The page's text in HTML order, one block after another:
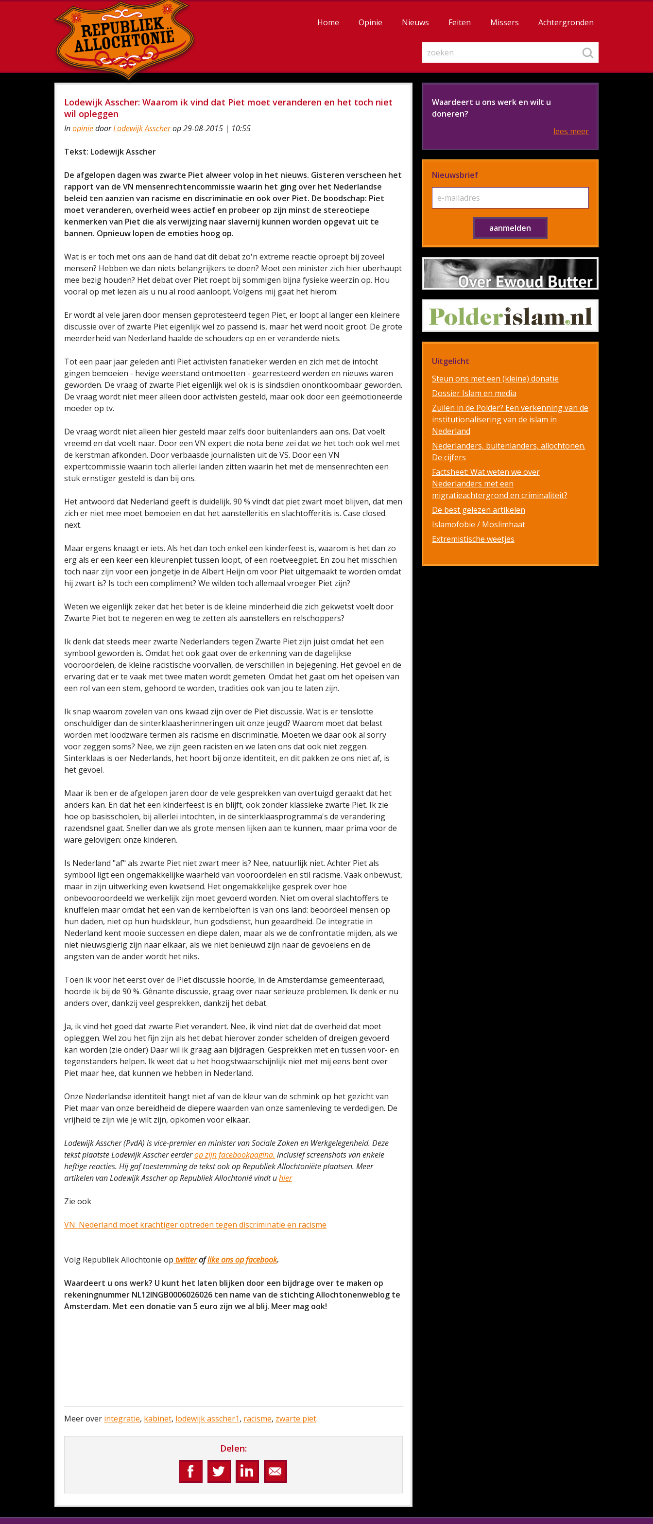
Home Opinie Nieuws Feiten Missers Achtergronden
Lodewijk Asscher: Waarom ik vind dat Piet moet veranderen en het toch niet
wil opleggen
InopiniedoorLodewijk Asscherop 29-08-2015 | 10:55
Tekst: Lodewijk Asscher
De afgelopen dagen was zwarte Piet alweer volop in het nieuws. Gisteren verscheen het
rapport van de VN mensenrechtencommissie waarin het ging over het Nederlandse
beleid ten aanzien van racisme en discriminatie en ook over Piet. De boodschap: Piet
moet veranderen, overheid wees actief en probeer op zijn minst de stereotiepe
kenmerken van Piet die als verwijzing naar slavernij kunnen worden opgevat uit te
bannen. Opnieuw lopen de emoties hoog op.
Wat is er toch met ons aan de hand dat dit debat zo'n extreme reactie oproept bij zoveel
mensen? Hebben we dan niets belangrijkers te doen? Moet een minister zich hier uberhaupt
mee bezig houden? Het debat over Piet roept bij sommigen bijna fysieke weerzin op. Hou
vooral op met lezen als u nu al rood aanloopt. Volgens mij gaat het hierom:
Er wordt al vele jaren door mensen geprotesteerd tegen Piet, er loopt al langer een kleinere
discussie over of zwarte Piet eigenlijk wel zo passend is, maar het werd nooit groot. De grote
meerderheid van Nederland haalde de schouders op en er veranderde niets.
Tot een paar jaar geleden anti Piet activisten fanatieker werden en zich met de intocht
gingen bemoeien - hevige weerstand ontmoetten - gearresteerd werden en nieuws waren
geworden. De vraag of zwarte Piet eigenlijk wel ok is is sindsdien onontkoombaar geworden.
De vraag wordt niet meer alleen door activisten gesteld, maar ook door een geëmotioneerde
moeder op tv.
De vraag wordt niet alleen hier gesteld maar zelfs door buitenlanders aan ons. Dat voelt
vreemd en dat voelt naar. Door een VN expert die nota bene zei dat we het toch ook wel met
de kerstman afkonden. Door verbaasde journalisten uit de VS. Door een VN
expertcommissie waarin toch allerlei landen zitten waarin het met de mensenrechten een
stuk ernstiger gesteld is dan bij ons.
Het antwoord dat Nederland geeft is duidelijk. 90 % vindt dat piet zwart moet blijven, dat men
zich er niet mee moet bemoeien en dat het aanstelleritis en slachtofferitis is. Case closed.
next.
Maar ergens knaagt er iets. Als het dan toch enkel een kinderfeest is, waarom is het dan zo
erg als er een keer een kleurenpiet tussen loopt, of een roetveegpiet. En zou het misschien
toch naar zijn voor een jongetje in de Albert Heijn om voor Piet uitgemaakt te worden omdat
hij zwart is? Is toch een compliment? We wilden toch allemaal vroeger Piet zijn?
Weten we eigenlijk zeker dat het beter is de kleine minderheid die zich gekwetst voelt door
Zwarte Piet bot te negeren en weg te zetten als aanstellers en relschoppers?
Ik denk dat steeds meer zwarte Nederlanders tegen Zwarte Piet zijn juist omdat het een
symbool geworden is. Omdat het ook gaat over de erkenning van de dagelijkse
vooroordelen, de kleine racistische voorvallen, de verschillen in bejegening. Het gevoel en de
ervaring dat er te vaak met twee maten wordt gemeten. Omdat het gaat om het opeisen van
een rol van een stem, gehoord te worden, tradities ook van jou te laten zijn.
Ik snap waarom zovelen van ons kwaad zijn over de Piet discussie. Wat is er tenslotte
onschuldiger dan de sinterklaasherinneringen uit onze jeugd? Waarom moet dat belast
worden met loodzware termen als racisme en discriminatie. Moeten we daar ook al sorry
voor zeggen soms? Nee, we zijn geen racisten en we laten ons dat ook niet zeggen.
Sinterklaas is oer Nederlands, het hoort bij onze identiteit, en dit pakken ze ons niet af, is
het gevoel.
Maar ik ben er de afgelopen jaren door de vele gesprekken van overtuigd geraakt dat het
anders kan. En dat het een kinderfeest is en blijft, ook zonder klassieke zwarte Piet. Ik zie
hoe op basisscholen, bij allerlei intochten, in de sinterklaasprogramma's de verandering
razendsnel gaat. Sneller dan we als grote mensen lijken aan te kunnen, maar prima voor de
ware gelovigen: onze kinderen.
Is Nederland "af" als zwarte Piet niet zwart meer is? Nee, natuurlijk niet. Achter Piet als
symbool ligt een ongemakkelijke waarheid van vooroordelen en stil racisme. Vaak onbewust,
maar in zijn uitwerking even kwetsend. Het ongemakkelijke gesprek over hoe
onbevooroordeeld we werkelijk zijn moet gevoerd worden. Niet om overal slachtoffers te
knuffelen maar omdat het een van de kernbeloften is van ons land: beoordeel mensen op
hun daden, niet op hun huidskleur, hun godsdienst, hun geaardheid. De integratie in
Nederland kent mooie successen en diepe dalen, maar als we de confrontatie mijden, als we
niet nieuwsgierig zijn naar elkaar, als we niet benieuwd zijn naar de gevoelens en de
angsten van de ander wordt het niks.
Toen ik voor het eerst over de Piet discussie hoorde, in de Amsterdamse gemeenteraad,
hoorde ik bij de 90 %. Gênante discussie, graag over naar serieuze problemen. Ik denk er nu
anders over, dankzij veel gesprekken, dankzij het debat.
Ja, ik vind het goed dat zwarte Piet verandert. Nee, ik vind niet dat de overheid dat moet
opleggen. Wel zou het fijn zijn als het debat hierover zonder schelden of dreigen gevoerd
kan worden (zie onder) Daar wil ik graag aan bijdragen. Gesprekken met en tussen voor- en
tegenstanders helpen. Ik weet dat u het hoogstwaarschijnlijk niet met mij eens bent over
Piet maar hee, dat kunnen we hebben in Nederland.
Onze Nederlandse identiteit hangt niet af van de kleur van de schmink op het gezicht van
Piet maar van onze bereidheid de diepere waarden van onze samenleving te verdedigen. De
vrijheid te zijn wie je wilt zijn, opkomen voor elkaar.
Lodewijk Asscher (PvdA) is vice-premier en minister van Sociale Zaken en Werkgelegenheid. Deze
tekst plaatste Lodewijk Asscher eerderop zijn facebookpagina. inclusief screenshots van enkele
heftige reacties. Hij gaf toestemming de tekst ook op Republiek Allochtoniëte plaatsen. Meer
artikelen van Lodewijk Asscher op Republiek Allochtonië vindt uhier
Zie ook
VN: Nederland moet krachtiger optreden tegen discriminatie en racisme
Volg Republiek Allochtonië op twitteroflike ons op facebook.
Waardeert u ons werk? U kunt het laten blijken door een bijdrage over te maken op
rekeningnummer NL12INGB0006026026 ten name van de stichting Allochtonenweblog te
Amsterdam. Met een donatie van 5 euro zijn we al blij. Meer mag ook!
Meer over integratie, kabinet, lodewijk asscher1, racisme, zwarte piet.
Delen:
Waardeert u ons werk en wilt u
doneren?
lees meer
Nieuwsbrief
Uitgelicht
Steun ons met een (kleine) donatie
Dossier Islam en media
Zuilen in de Polder? Een verkenning van de
institutionalisering van de islam in
Nederland
Nederlanders, buitenlanders, allochtonen.
De cijfers
Factsheet: Wat weten we over
Nederlanders met een
migratieachtergrond en criminaliteit?
De best gelezen artikelen
Islamofobie / Moslimhaat
Extremistische weetjes